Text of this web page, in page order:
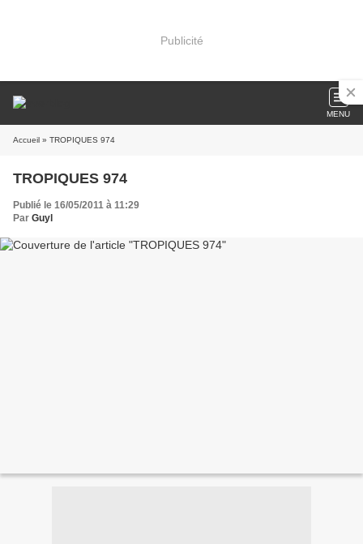
Publicité
MENU
Accueil » TROPIQUES 974
TROPIQUES 974
Publié le 16/05/2011 à 11:29
Par Guyl